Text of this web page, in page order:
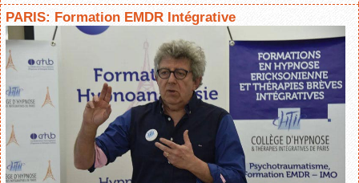
PARIS: Formation EMDR Intégrative